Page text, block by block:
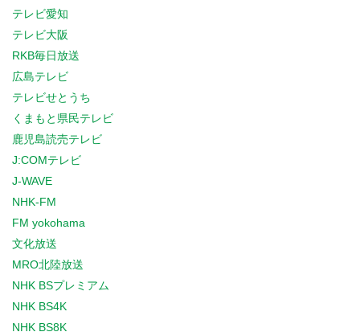
テレビ愛知
テレビ大阪
RKB毎日放送
広島テレビ
テレビせとうち
くまもと県民テレビ
鹿児島読売テレビ
J:COMテレビ
J-WAVE
NHK-FM
FM yokohama
文化放送
MRO北陸放送
NHK BSプレミアム
NHK BS4K
NHK BS8K